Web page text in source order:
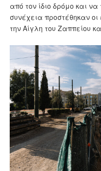
από τον ίδιο δρόμο και να
συνέχεια προστέθηκαν οι
την Αίγλη του Ζαππείου